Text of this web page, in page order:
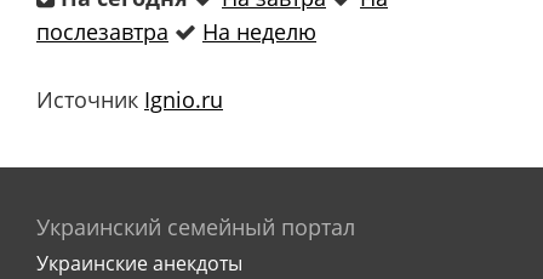
послезавтра
На неделю
Источник Ignio.ru
Украинский семейный портал
Украинские анекдоты